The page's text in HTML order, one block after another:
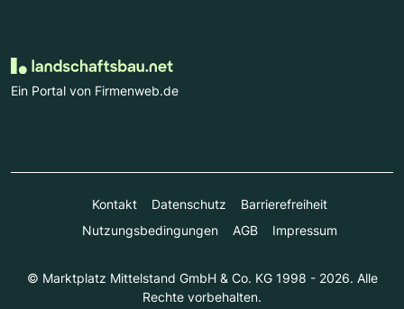
Ein Portal von Firmenweb.de
Kontakt Datenschutz
Barrierefreiheit
Nutzungsbedingungen
AGB Impressum
© Marktplatz Mittelstand GmbH & Co. KG 1998 - 2026. Alle
Rechte vorbehalten.